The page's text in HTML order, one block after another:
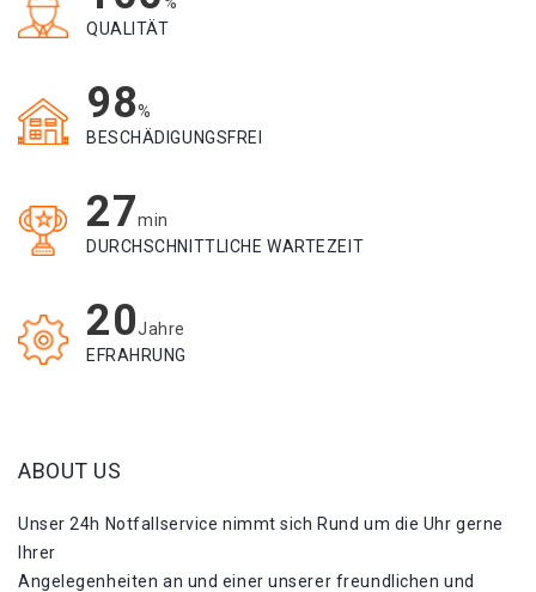
QUALITÄT
98%
BESCHÄDIGUNGSFREI
27min
DURCHSCHNITTLICHE WARTEZEIT
20Jahre
EFRAHRUNG
ABOUT US
Unser 24h Notfallservice nimmt sich Rund um die Uhr gerne
Ihrer
Angelegenheiten an und einer unserer freundlichen und